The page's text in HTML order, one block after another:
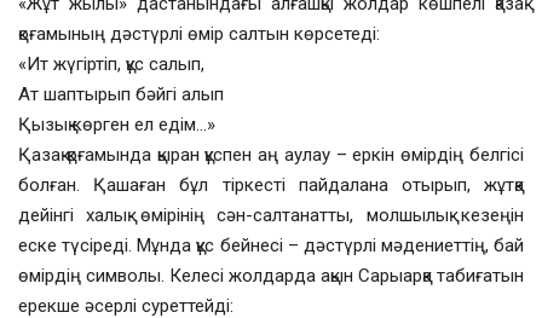
қоғамының дәстүрлі өмір салтын көрсетеді:
«Ит жүгіртіп, құс салып,
Ат шаптырып бәйгі алып
Қызық көрген ел едім…»
Қазақ қоғамында қыран құспен аң аулау – еркін өмірдің белгісі
болған. Қашаған бұл тіркесті пайдалана отырып, жұтқа
дейінгі халық өмірінің сән-салтанатты, молшылық кезеңін
еске түсіреді. Мұнда құс бейнесі – дәстүрлі мәдениеттің, бай
өмірдің символы. Келесі жолдарда ақын Сарыарқа табиғатын
ерекше әсерлі суреттейді: